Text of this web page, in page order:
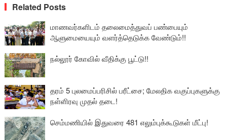
Related Posts
மாணவர்களிடம் தலைமைத்துவப் பண்பையும்
ஆளுமையையும் வளர்த்தெடுக்க வேண்டும்!!
நல்லூர் கோவில் வீதிக்கு பூட்டு!!
தரம் 5 புலமைப்பரிசில் பரீட்சை; மேலதிக வகுப்புகளுக்கு
நள்ளிரவு முதல் தடை!
செம்மணியில் இதுவரை 481 எலும்புக்கூடுகள் மீட்பு!